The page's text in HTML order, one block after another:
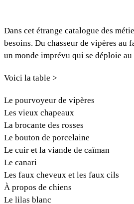
Dans cet étrange catalogue des
besoins. Du chasseur de vipères au
un monde imprévu qui se déploie
Voici la table >
Le pourvoyeur de vipères
Les vieux chapeaux
La brocante des rosses
Le bouton de porcelaine
Le cuir et la viande de caïman
Le canari
Les faux cheveux et les faux cils
À propos de chiens
Le lilas blanc